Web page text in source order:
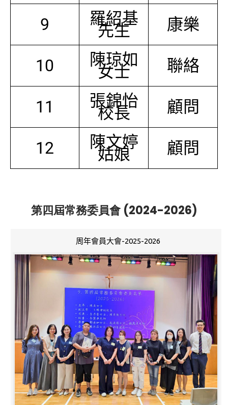
9 羅紹基
先生 康樂
10 陳琼如
女士 聯絡
11 張錦怡
校長 顧問
12 陳文婷
姑娘 顧問
第四屆常務委員會 (2024-2026)
周年會員大會-2025-2026